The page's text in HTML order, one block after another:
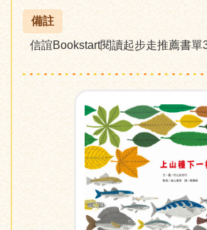
備註
信誼Bookstart閱讀起步走推薦書單